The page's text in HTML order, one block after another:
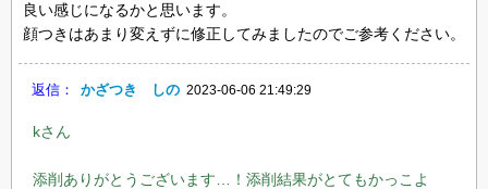
良い感じになるかと思います。
顔つきはあまり変えずに修正してみましたのでご参考ください。
返信： かざつき しの 2023-06-06 21:49:29
kさん
添削ありがとうございます…！添削結果がとてもかっこよ